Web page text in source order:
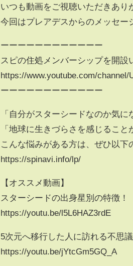
いつも動画をご視聴いただきあり
今回はプレアデスからのメッセー
ーーーーーーーーーーーー
スピの住処メンバーシップを開設
https://www.youtube.com/channel/
ーーーーーーーーーーーー
「自分がスターシードなのか気に
「地球に生きづらさを感じること
こんな悩みがある方は、ぜひ以下
https://spinavi.info/lp/
【オススメ動画】
スターシードの出身星別の特徴！
https://youtu.be/l5L6HAZ3rdE
5次元へ移行した人に訪れる不思
https://youtu.be/jYtcGm5GQ_A